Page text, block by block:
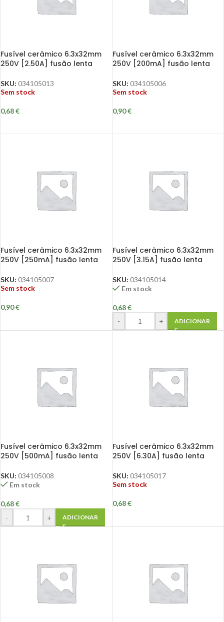
Fusível cerâmico 6.3x32mm
250V [2.50A] fusão lenta
SKU: 034105013
Sem stock
0,68€
Fusível cerâmico 6.3x32mm
250V [200mA] fusão lenta
SKU: 034105006
Sem stock
0,90€
Fusível cerâmico 6.3x32mm
250V [250mA] fusão lenta
SKU: 034105007
Sem stock
0,90€
Fusível cerâmico 6.3x32mm
250V [3.15A] fusão lenta
SKU: 034105014
Em stock
0,68€
-
+ ADICIONAR
Fusível cerâmico 6.3x32mm
250V [500mA] fusão lenta
SKU: 034105008
Em stock
0,68€
-
+ ADICIONAR
Fusível cerâmico 6.3x32mm
250V [6.30A] fusão lenta
SKU: 034105017
Sem stock
0,68€